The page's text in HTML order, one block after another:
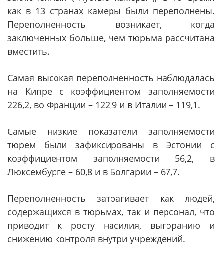
как в 13 странах камеры были переполнены.
Переполненность возникает, когда
заключенных больше, чем тюрьма рассчитана
вместить.
Самая высокая переполненность наблюдалась
на Кипре с коэффициентом заполняемости
226,2, во Франции – 122,9 и в Италии – 119,1.
Самые низкие показатели заполняемости
тюрем были зафиксированы в Эстонии с
коэффициентом заполняемости 56,2, в
Люксембурге – 60,8 и в Болгарии – 67,7.
Переполненность затрагивает как людей,
содержащихся в тюрьмах, так и персонал, что
приводит к росту насилия, выгоранию и
снижению контроля внутри учреждений.